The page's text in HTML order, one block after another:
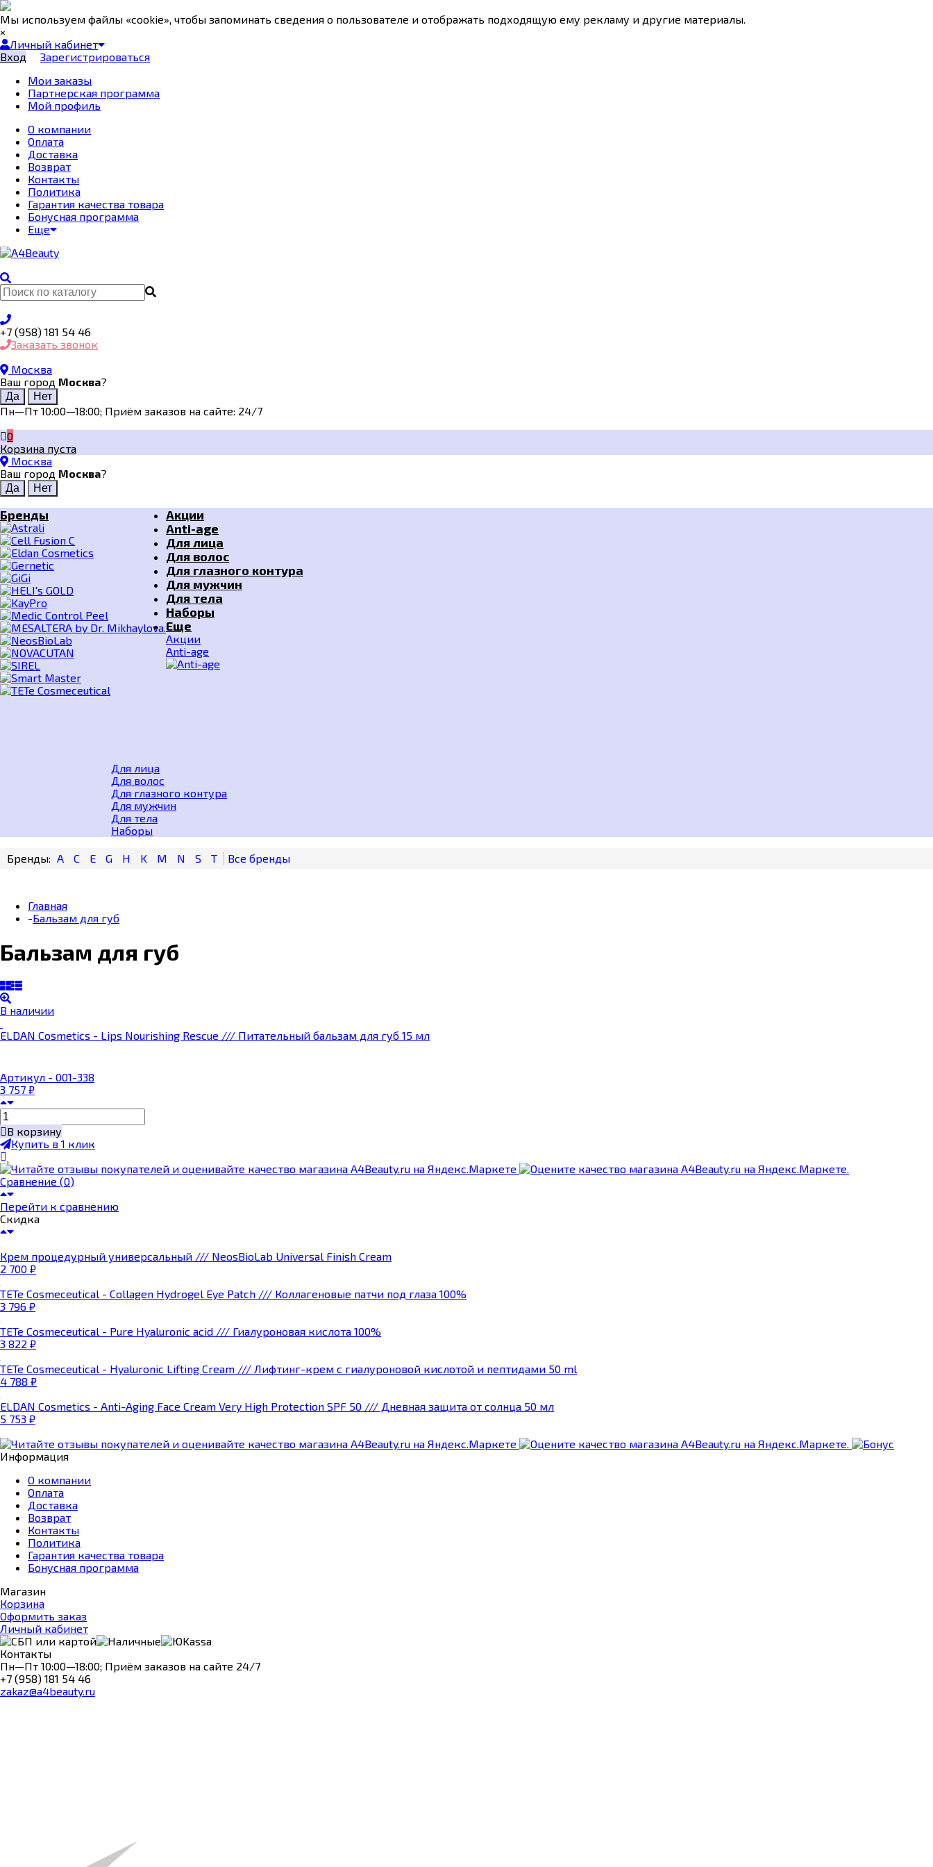
Мы используем файлы «cookie», чтобы запоминать сведения о пользователе и отображать подходящую ему рекламу и другие материалы.
×
Личный кабинет
Вход
Зарегистрироваться
Мои заказы
Партнерская программа
Мой профиль
О компании
Оплата
Доставка
Возврат
Контакты
Политика
Гарантия качества товара
Бонусная программа
Еще
+7 (958) 181 54 46
Заказать звонок
Москва
Ваш город Москва?
Пн—Пт 10:00—18:00; Приём заказов на сайте: 24/7
0
Корзина пуста
Москва
Ваш город Москва?
Бренды
Акции
Anti-age
Для лица
Для волос
Для глазного контура
Для мужчин
Для тела
Наборы
Еще
Акции
Anti-age
Для лица
Для волос
Для глазного контура
Для мужчин
Для тела
Наборы
A C E G H K M N S T
Главная
-Бальзам для губ
Бальзам для губ
В наличии
ELDAN Cosmetics - Lips Nourishing Rescue /// Питательный бальзам для губ 15 мл
Артикул - 001-338
3 757 ₽
В корзину
Купить в 1 клик
Сравнение (0)
Перейти к сравнению
Скидка
Крем процедурный универсальный /// NeosBioLab Universal Finish Cream
2 700 ₽
TETe Cosmeceutical - Collagen Hydrogel Eye Patch /// Коллагеновые патчи под глаза 100%
3 796 ₽
TETe Cosmeceutical - Pure Hyaluronic acid /// Гиалуроновая кислота 100%
3 822 ₽
TETe Cosmeceutical - Hyaluronic Lifting Сream /// Лифтинг-крем с гиалуроновой кислотой и пептидами 50 ml
4 788 ₽
ELDAN Cosmetics - Anti-Aging Face Cream Very High Protection SPF 50 /// Дневная защита от солнца 50 мл
5 753 ₽
Информация
О компании
Оплата
Доставка
Возврат
Контакты
Политика
Гарантия качества товара
Бонусная программа
Магазин
Корзина
Оформить заказ
Личный кабинет
Контакты
Пн—Пт 10:00—18:00; Приём заказов на сайте 24/7
+7 (958) 181 54 46
zakaz@a4beauty.ru